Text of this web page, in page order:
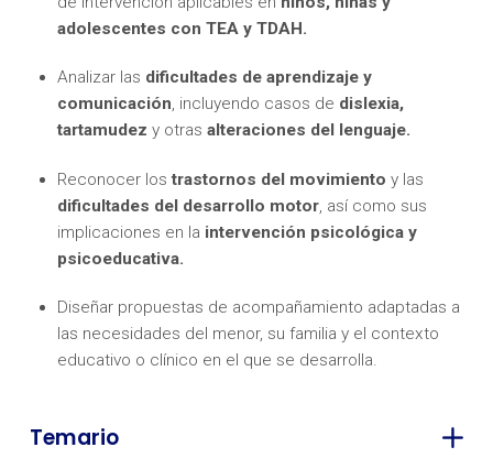
adolescentes con TEA y TDAH.
Analizar las dificultades de aprendizaje y
comunicación, incluyendo casos de dislexia,
tartamudez y otrasalteraciones del lenguaje.
Reconocer lostrastornos del movimiento y las
dificultades del desarrollo motor , así como sus
implicaciones en la intervención psicológica y
psicoeducativa.
Diseñar propuestas de acompañamiento adaptadas a
las necesidades del menor, su familia y el contexto
educativo o clínico en el que se desarrolla.
Temario